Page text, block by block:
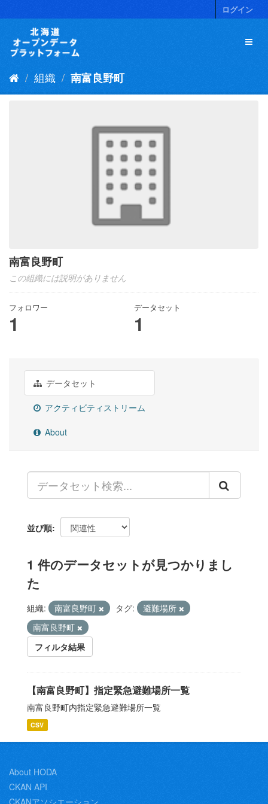
キ
ログイン
組織 南富良野町
南富良野町
この組織には説明がありません
フォロワー
1
データセット
1
データセット
アクティビティストリーム
About
並び順
1 件のデータセットが見つかりまし
た
組織: 南富良野町 タグ:
避難場所
南富良野町
フィルタ結果
【南富良野町】指定緊急避難場所一覧
南富良野町内指定緊急避難場所一覧
CSV
About HODA
CKAN API